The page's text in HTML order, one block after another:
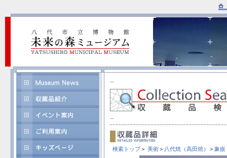
検索トップ＞ 美術＞ 八代焼（高田焼） ＞ 象嵌